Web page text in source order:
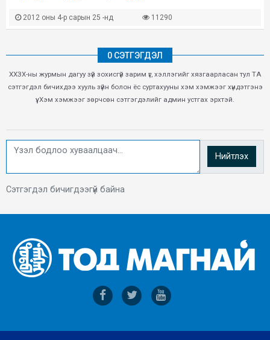
2012 оны 4-р сарын 25 -нд 11290
0 СЭТГЭГДЭЛ
ХХЗХ-ны журмын дагуу зүй зохисгүй зарим үг, хэллэгийг хязгаарласан тул ТА
сэтгэгдэл бичихдээ хууль зүйн болон ёс суртахууны хэм хэмжээг хүндэтгэнэ
үү. Хэм хэмжээг зөрчсөн сэтгэгдэлийг админ устгах эрхтэй.
Нийтлэх
Сэтгэгдэл бичигдээгүй байна